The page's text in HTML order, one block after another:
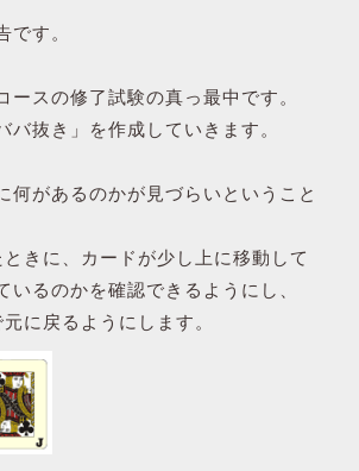
です。
ースの修了試験の真っ最中です。
バ抜き」を作成していきます。
何があるのかが見づらいということ
きに、カードが少し上に移動して
いるのかを確認できるようにし、
に戻るようにします。